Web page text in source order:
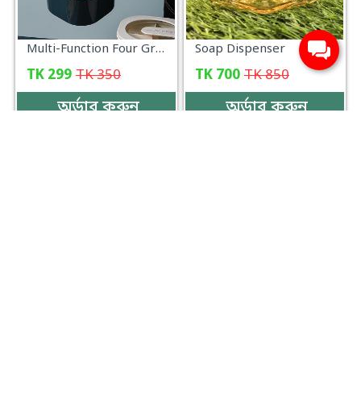
Multi-Function Four Grid Spice Box, Kitchen Seasoning Box-000099
TK 299 TK350
অর্ডার করুন
Soap Dispenser
TK 700 TK850
অর্ডার করুন